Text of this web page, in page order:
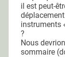
il est peut-
instruments
?
Nous
sommaire